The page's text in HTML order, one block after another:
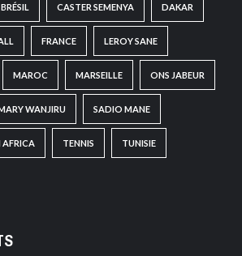
BRÉSIL CASTER SEMENYA DAKAR
FRANCE LEROY SANE
MAROC MARSEILLE ONS JABEUR
WANJIRU SADIO MANE
AFRICA TENNIS TUNISIE